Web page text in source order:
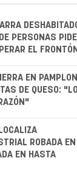
PERSONAS PIDE
EL FRONTÓN
EN
DE QUESO:
ROBADA EN
EN HASTA